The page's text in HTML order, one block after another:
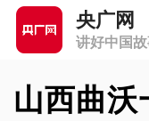
央广网
讲好中国
山西曲